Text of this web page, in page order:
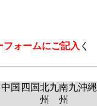
フォームにご記入 く
中国 四国北九
州
南九
州
沖縄